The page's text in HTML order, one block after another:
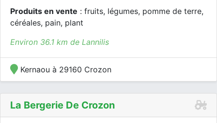
Produits en vente : fruits, légumes, pomme de terre,
céréales, pain, plant
Environ 36.1 km de Lannilis
Kernaou à 29160 Crozon
La Bergerie De Crozon